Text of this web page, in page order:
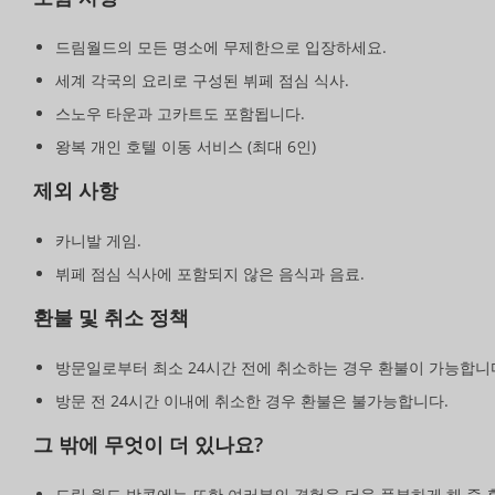
드림월드의 모든 명소에 무제한으로 입장하세요.
세계 각국의 요리로 구성된 뷔페 점심 식사.
스노우 타운과 고카트도 포함됩니다.
왕복 개인 호텔 이동 서비스 (최대 6인)
제외 사항
카니발 게임.
뷔페 점심 식사에 포함되지 않은 음식과 음료.
환불 및 취소 정책
방문일로부터 최소 24시간 전에 취소하는 경우 환불이 가능합니
방문 전 24시간 이내에 취소한 경우 환불은 불가능합니다.
그 밖에 무엇이 더 있나요?